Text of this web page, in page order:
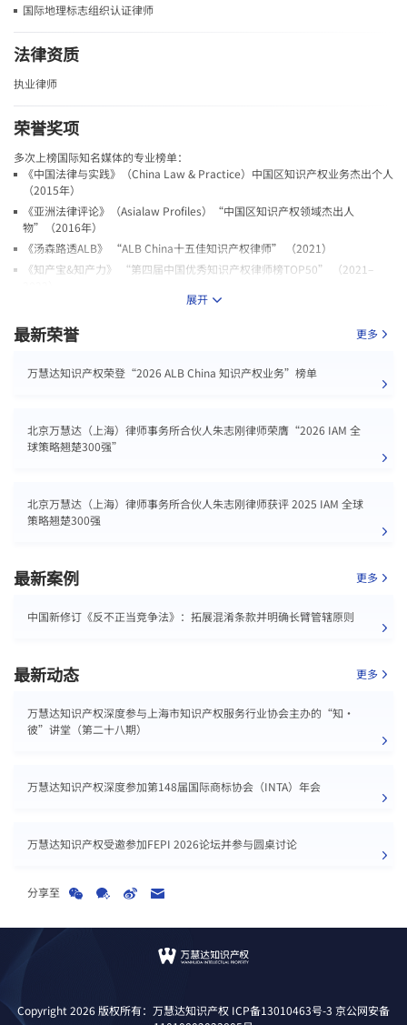
国际地理标志组织认证律师
法律资质
执业律师
荣誉奖项
多次上榜国际知名媒体的专业榜单：
《中国法律与实践》（China Law & Practice）中国区知识产权业务杰出个人
（2015年）
《亚洲法律评论》（Asialaw Profiles）“中国区知识产权领域杰出人
物”（2016年）
《汤森路透ALB》 “ALB China十五佳知识产权律师” （2021）
《知产宝&知产力》 “第四届中国优秀知识产权律师榜TOP50” （2021–
《智力资产管理IAM》IAM Strategy 300: The World's leading IP
《智力资产管理IAM》IAM Strategy 300 Global Leaders IAM全球策略翘楚
2024年入选上海市司法局鼎新法治人才库
展开
最新荣誉 更多
万慧达知识产权荣登“2026 ALB China 知识产权业务”榜单
北京万慧达（上海）律师事务所合伙人朱志刚律师荣膺“2026 IAM 全
球策略翘楚300强”
北京万慧达（上海）律师事务所合伙人朱志刚律师获评 2025 IAM 全球
策略翘楚300强
最新案例 更多
中国新修订《反不正当竞争法》：拓展混淆条款并明确长臂管辖原则
最新动态 更多
万慧达知识产权深度参与上海市知识产权服务行业协会主办的“知•
彼”讲堂（第二十八期）
万慧达知识产权深度参加第148届国际商标协会（INTA）年会
万慧达知识产权受邀参加FEPI 2026论坛并参与圆桌讨论
分享至
Copyright 2026 版权所有：万慧达知识产权 ICP备13010463号-3 京公网安备